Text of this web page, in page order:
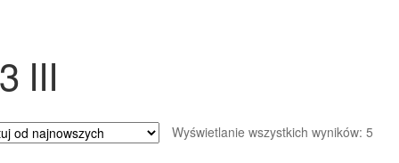
III
Wyświetlanie wszystkich wyników: 5